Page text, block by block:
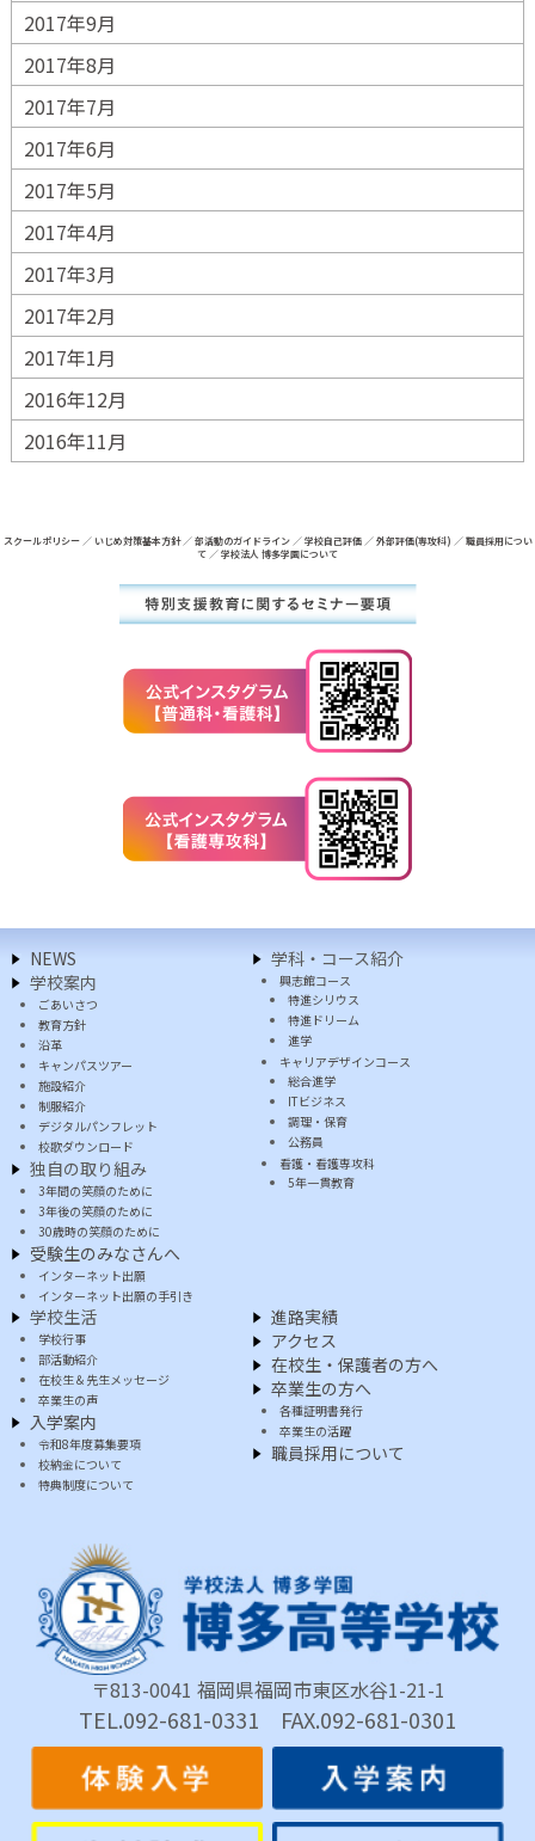
2017年9月
2017年8月
2017年7月
2017年6月
2017年5月
2017年4月
2017年3月
2017年2月
2017年1月
2016年12月
2016年11月
スクールポリシー／ いじめ対策基本方針／部活動のガイドライン／学校自己評価／外部評価(専攻科) ／職員採用につい
て ／学校法人 博多学園について
NEWS
学校案内
ごあいさつ
教育方針
沿革
キャンパスツアー
施設紹介
制服紹介
デジタルパンフレット
校歌ダウンロード
独自の取り組み
3年間の笑顔のために
3年後の笑顔のために
30歳時の笑顔のために
受験生のみなさんへ
インターネット出願
インターネット出願の手引き
学科・コース紹介
興志館コース
特進シリウス
特進ドリーム
進学
キャリアデザインコース
総合進学
ITビジネス
調理・保育
公務員
看護・看護専攻科
5年一貫教育
学校生活
学校行事
部活動紹介
在校生＆先生メッセージ
卒業生の声
入学案内
令和8年度募集要項
校納金について
特典制度について
進路実績
アクセス
在校生・保護者の方へ
卒業生の方へ
各種証明書発行
卒業生の活躍
職員採用について
〒813-0041 福岡県福岡市東区水谷1-21-1
TEL.092-681-0331 FAX.092-681-0301